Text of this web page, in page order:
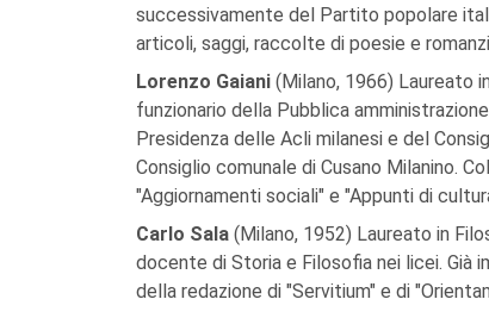
successivamente del Partito popolare
articoli, saggi, raccolte di poesie e
Lorenzo Gaiani (Milano, 1966) Laureato
funzionario della Pubblica
Presidenza delle Acli milanesi e del
Consiglio comunale di Cusano Milanino.
"Aggiornamenti sociali" e "Appunti di
Carlo Sala (Milano, 1952) Laureato in
docente di Storia e Filosofia nei licei.
della redazione di "Servitium" e di